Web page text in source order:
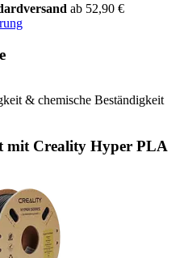
ab 52,90 €
& chemische Beständigkeit
mit Creality Hyper PLA